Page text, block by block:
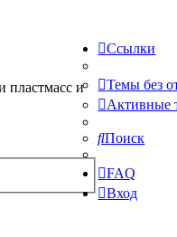
пластмасс и
Ссылки
Темы без
Активные
Поиск
FAQ
Вход